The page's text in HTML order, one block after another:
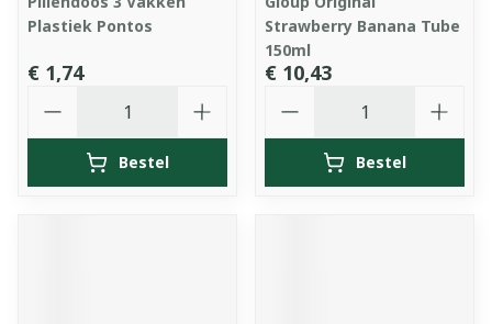
Plastiek Pontos
€ 1,74
Bestel
Strawberry Banana Tube
150ml
€ 10,43
Bestel